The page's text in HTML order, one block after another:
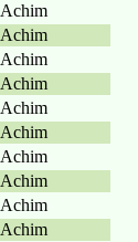
Achim
Achim
Achim
Achim
Achim
Achim
Achim
Achim
Achim
Achim